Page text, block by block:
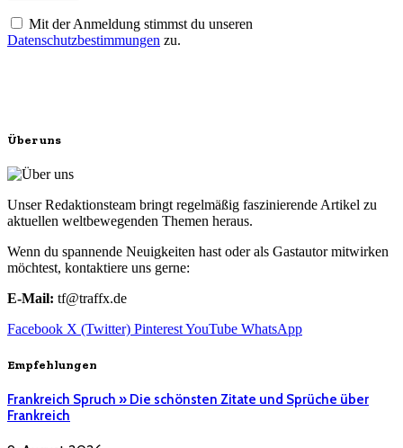
Mit der Anmeldung stimmst du unseren
Datenschutzbestimmungen zu.
Über uns
Unser Redaktionsteam bringt regelmäßig faszinierende Artikel zu
aktuellen weltbewegenden Themen heraus.
Wenn du spannende Neuigkeiten hast oder als Gastautor mitwirken
möchtest, kontaktiere uns gerne:
E-Mail: tf@traffx.de
Facebook X (Twitter) PinterestYouTube WhatsApp
Empfehlungen
Frankreich Spruch » Die schönsten Zitate und Sprüche über
Frankreich